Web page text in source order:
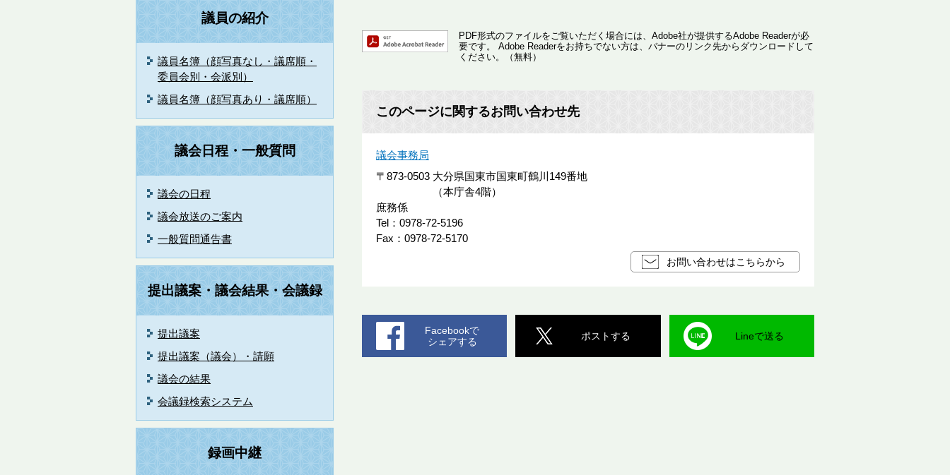
PDF形式のファイルをご覧いただく場合には、Adobe社が提供するAdobe Readerが必
要です。
Adobe Readerをお持ちでない方は、バナーのリンク先からダウンロードして
ください。（無料）
このページに関するお問い合わせ先
議会事務局
〒873-0503 大分県国東市国東町鶴川149番地
（本庁舎4階）
庶務係
Tel：0978-72-5196
Fax：0978-72-5170
お問い合わせはこちらから
Facebookで
シェアする
ポストする Lineで送る
議員の紹介
議員名簿（顔写真なし・議席順・
委員会別・会派別）
議員名簿（顔写真あり・議席順）
議会日程・一般質問
議会の日程
議会放送のご案内
一般質問通告書
提出議案・議会結果・会議録
提出議案
提出議案（議会）・請願
議会の結果
会議録検索システム
録画中継